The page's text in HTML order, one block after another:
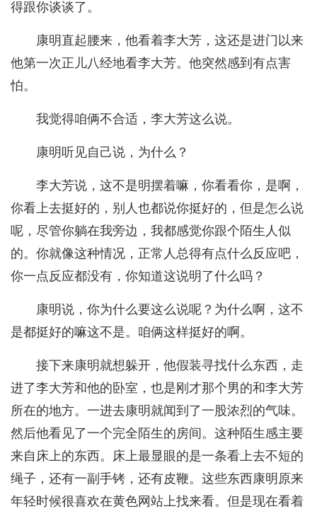
得跟你谈谈了。
康明直起腰来，他看着李大芳，这还是进门以来
他第一次正儿八经地看李大芳。他突然感到有点害
怕。
我觉得咱俩不合适，李大芳这么说。
康明听见自己说，为什么？
李大芳说，这不是明摆着嘛，你看看你，是啊，
你看上去挺好的，别人也都说你挺好的，但是怎么说
呢，尽管你躺在我旁边，我都感觉你跟个陌生人似
的。你就像这种情况，正常人总得有点什么反应吧，
你一点反应都没有，你知道这说明了什么吗？
康明说，你为什么要这么说呢？为什么啊，这不
是都挺好的嘛这不是。咱俩这样挺好的啊。
接下来康明就想躲开，他假装寻找什么东西，走
进了李大芳和他的卧室，也是刚才那个男的和李大芳
所在的地方。一进去康明就闻到了一股浓烈的气味。
然后他看见了一个完全陌生的房间。这种陌生感主要
来自床上的东西。床上最显眼的是一条看上去不短的
绳子，还有一副手铐，还有皮鞭。这些东西康明原来
年轻时候很喜欢在黄色网站上找来看。但是现在看着